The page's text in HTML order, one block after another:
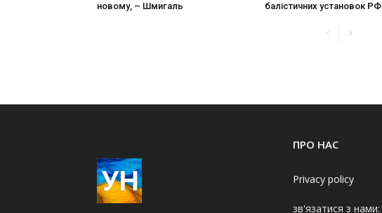
новому, – Шмигаль
балістичних установок РФ
ПРО НАС
Privacy policy
зв'язатися з нами: